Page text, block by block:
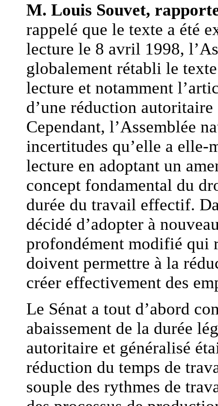
M. Louis Souvet,
rappelé que le texte a été
lecture le 8 avril 1998,
globalement rétabli le
lecture et notamment
d’une réduction
Cependant, l’Assemblée
incertitudes qu’elle a elle-
lecture en adoptant un
concept fondamental du
durée du travail effectif.
décidé d’adopter à
profondément modifié qui
doivent permettre à la
créer effectivement des
Le Sénat a tout d’abord
abaissement de la durée
autoritaire et généralisé
réduction du temps de
souple des rythmes de